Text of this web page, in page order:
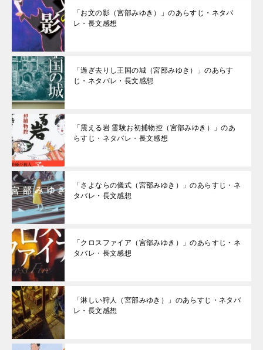
「お文の影（宮部みゆき）」のあらすじ・ネタバ
レ・長文感想
「過ぎ去りし王国の城（宮部みゆき）」のあらす
じ・ネタバレ・長文感想
「震える岩 霊験お初捕物控（宮部みゆき）」のあ
らすじ・ネタバレ・長文感想
「さよならの儀式（宮部みゆき）」のあらすじ・ネ
タバレ・長文感想
「クロスファイア（宮部みゆき）」のあらすじ・ネ
タバレ・長文感想
「淋しい狩人（宮部みゆき）」のあらすじ・ネタバ
レ・長文感想